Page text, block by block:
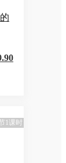
1课时